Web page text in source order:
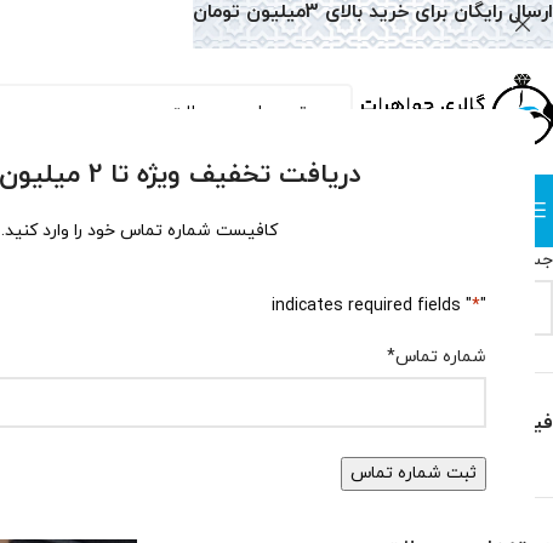
دریافت تخفیف ویژه تا 2 میلیون تومان!
کافیست شماره تماس خود را وارد کنید.
"
*
" indicates required fields
شماره تماس*
جستجو
فیلتر بر اساس قیمت
ارسال رایگان برای خرید بالای 3میلیون تومان